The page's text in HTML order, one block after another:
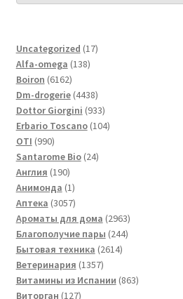
Uncategorized 1717
Alfa-omega 138138
Boiron 61626162
товара
Dm-drogerie 44384438
товаров
Dottor Giorgini 933933
товара
Erbario Toscano 104104
OTI 990990
товаров
Santarome Bio 2424
Англия 190190
товаров
Анимонда 11
товар
Аптека 30573057
товаров
Ароматы для дома 29632963
товара
Благополучие пары 244244
Бытовая техника 26142614
Ветеринария 13571357
товаров
Витамины из Испании 863863
Виторган 127127